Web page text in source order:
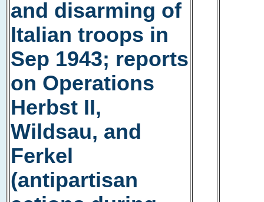
and disarming of
Italian troops in
Sep 1943; reports
on Operations
Herbst II,
Wildsau, and
Ferkel
(antipartisan